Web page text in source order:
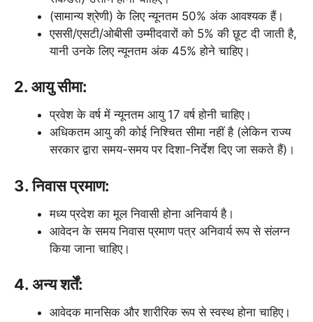
(सामान्य श्रेणी) के लिए न्यूनतम 50% अंक आवश्यक हैं।
एससी/एसटी/ओबीसी उम्मीदवारों को 5% की छूट दी जाती है,
यानी उनके लिए न्यूनतम अंक 45% होने चाहिए।
2. आयु सीमा:
प्रवेश के वर्ष में न्यूनतम आयु 17 वर्ष होनी चाहिए।
अधिकतम आयु की कोई निश्चित सीमा नहीं है (लेकिन राज्य
सरकार द्वारा समय-समय पर दिशा-निर्देश दिए जा सकते हैं)।
3. निवास प्रमाण:
मध्य प्रदेश का मूल निवासी होना अनिवार्य है।
आवेदन के समय निवास प्रमाण पत्र अनिवार्य रूप से संलग्न
किया जाना चाहिए।
4. अन्य शर्तें:
आवेदक मानसिक और शारीरिक रूप से स्वस्थ होना चाहिए।